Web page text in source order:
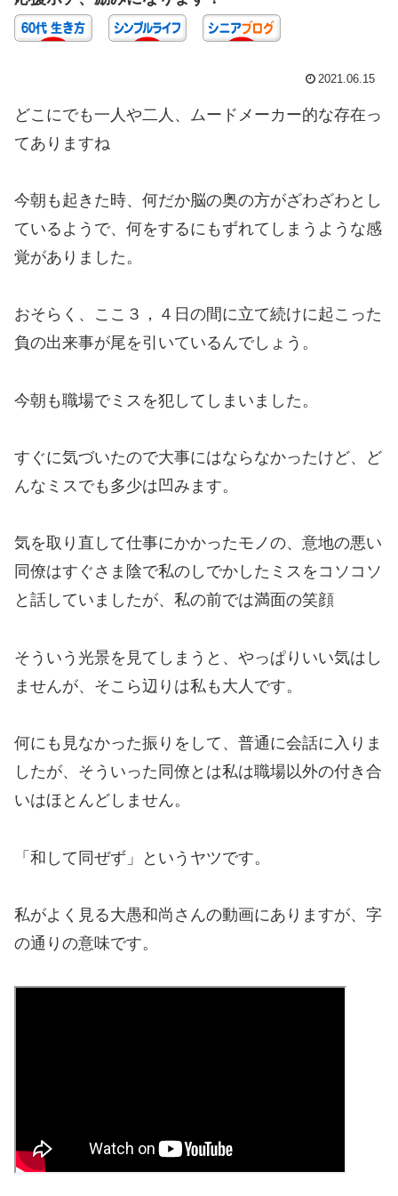
2021.06.15
どこにでも一人や二人、ムードメーカー的な存在っ
てありますね
今朝も起きた時、何だか脳の奥の方がざわざわとし
ているようで、何をするにもずれてしまうような感
覚がありました。
おそらく、ここ３，４日の間に立て続けに起こった
負の出来事が尾を引いているんでしょう。
今朝も職場でミスを犯してしまいました。
すぐに気づいたので大事にはならなかったけど、ど
んなミスでも多少は凹みます。
気を取り直して仕事にかかったモノの、意地の悪い
同僚はすぐさま陰で私のしでかしたミスをコソコソ
と話していましたが、私の前では満面の笑顔
そういう光景を見てしまうと、やっぱりいい気はし
ませんが、そこら辺りは私も大人です。
何にも見なかった振りをして、普通に会話に入りま
したが、そういった同僚とは私は職場以外の付き合
いはほとんどしません。
「和して同ぜず」というヤツです。
私がよく見る大愚和尚さんの動画にありますが、字
の通りの意味です。